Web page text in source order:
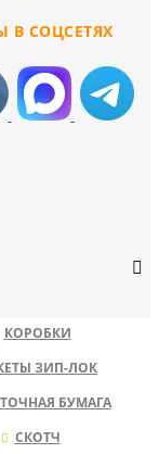
В СОЦСЕТЯХ
КОРОБКИ
ЗИП-ЛОК
БУМАГА
СКОТЧ